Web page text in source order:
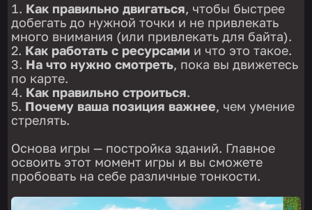
Как правильно двигаться, чтобы быстрее
добегать до нужной точки и не привлекать
много внимания (или привлекать для байта).
Как работать с ресурсами и что это такое.
На что нужно смотреть, пока вы движетесь
по карте.
Как правильно строиться.
Почему ваша позиция важнее, чем умение
стрелять.
Основа игры — постройка зданий. Главное
освоить этот момент игры и вы сможете
пробовать на себе различные тонкости.